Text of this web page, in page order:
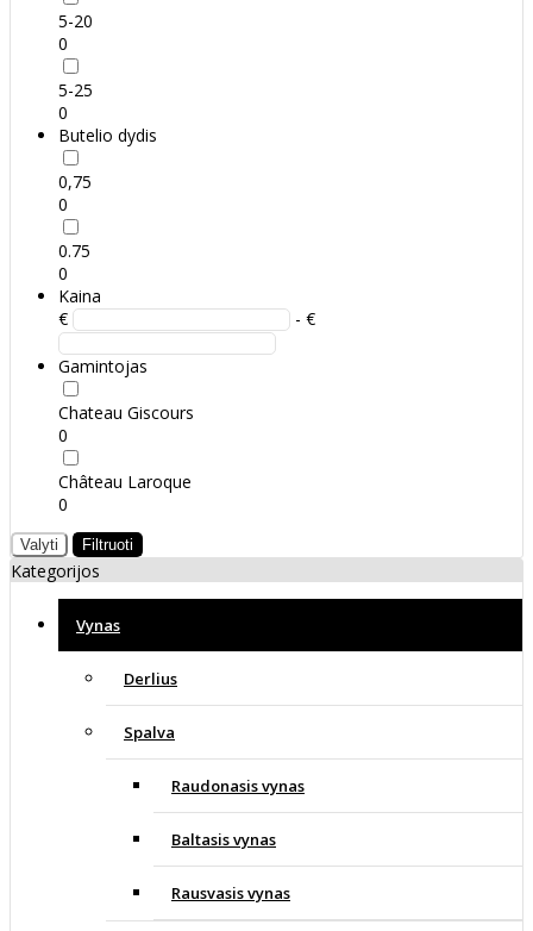
5-20
0
5-25
0
Butelio dydis
0,75
0
0.75
0
Kaina
€
- €
Gamintojas
Chateau Giscours
0
Château Laroque
0
Valyti Filtruoti
Kategorijos
Vynas
Derlius
Spalva
Raudonasis vynas
Baltasis vynas
Rausvasis vynas